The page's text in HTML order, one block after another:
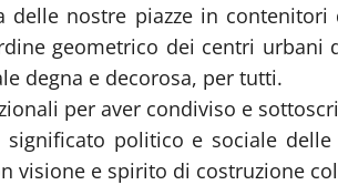
nostre piazze in contenitori
geometrico dei centri urbani
degna e decorosa, per tutti.
per aver condiviso e
politico e sociale
visione e spirito di costruzione